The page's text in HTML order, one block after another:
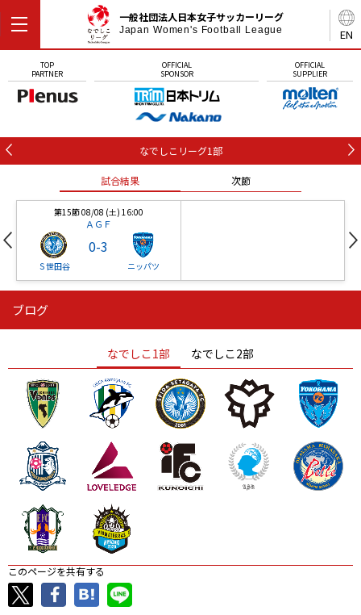
EN
一般社団法人日本女子サッカーリーグ
Japan Women's Football League
TOP
PARTNER
OFFICIAL
SPONSOR
OFFICIAL
SUPPLIER
なでしこリーグ1部
試合結果 次節
第15節 08/08 (土) 16:00
ＡＧＦ
Ｓ世田谷
0-3
ニッパツ
ニッパツ
ニッパツ 名古屋
石人の星
静岡 愛媛Ｌ
ブログ
なでしこ1部 なでしこ2部
このページを共有する